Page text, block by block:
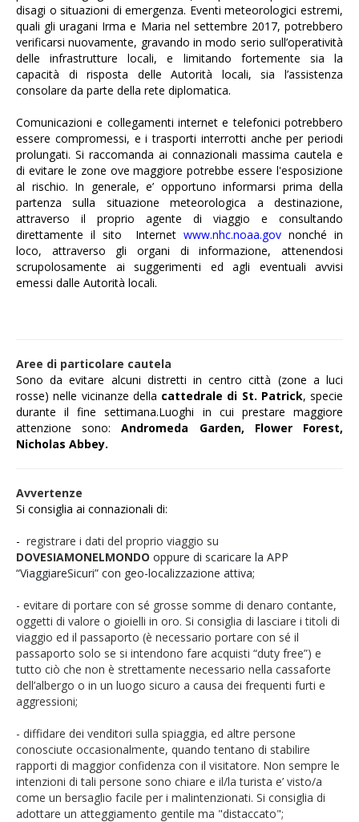
disagi o situazioni di emergenza. Eventi meteorologici estremi,
quali gli uragani Irma e Maria nel settembre 2017, potrebbero
verificarsi nuovamente, gravando in modo serio sull’operatività
delle infrastrutture locali, e limitando fortemente sia la
capacità di risposta delle Autorità locali, sia l’assistenza
consolare da parte della rete diplomatica.
Comunicazioni e collegamenti internet e telefonici potrebbero
essere compromessi, e i trasporti interrotti anche per periodi
prolungati. Si raccomanda ai connazionali massima cautela e
di evitare le zone ove maggiore potrebbe essere l'esposizione
al rischio. In generale, e’ opportuno informarsi prima della
partenza sulla situazione meteorologica a destinazione,
attraverso il proprio agente di viaggio e consultando
direttamente il sito
Internetwww.nhc.noaa.gov nonché in
loco, attraverso gli organi di informazione, attenendosi
scrupolosamente ai suggerimenti ed agli eventuali avvisi
emessi dalle Autorità locali.
Aree di particolare cautela
Sono da evitare alcuni distretti in centro città (zone a luci
rosse) nelle vicinanze della cattedrale di St. Patrick, specie
durante il fine settimana.Luoghi in cui prestare maggiore
attenzione sono:Andromeda Garden, Flower Forest,
Nicholas Abbey.
Avvertenze
Si consiglia ai connazionali di:
- registrare i dati del proprio viaggio su
DOVESIAMONELMONDO oppure di scaricare la APP
“ViaggiareSicuri” con geo-localizzazione attiva;
- evitare di portare con sé grosse somme di denaro contante,
oggetti di valore o gioielli in oro. Si consiglia di lasciare i titoli di
viaggio ed il passaporto (è necessario portare con sé il
passaporto solo se si intendono fare acquisti “duty free”) e
tutto ciò che non è strettamente necessario nella cassaforte
dell’albergo o in un luogo sicuro a causa dei frequenti furti e
aggressioni;
- diffidare dei venditori sulla spiaggia, ed altre persone
conosciute occasionalmente, quando tentano di stabilire
rapporti di maggior confidenza con il visitatore. Non sempre le
intenzioni di tali persone sono chiare e il/la turista e’ visto/a
come un bersaglio facile per i malintenzionati. Si consiglia di
adottare un atteggiamento gentile ma "distaccato";